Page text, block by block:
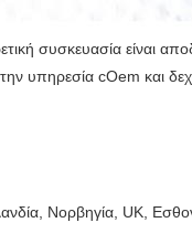
συσκευασία είναι
υπηρεσία cOem και
Νορβηγία, UK,